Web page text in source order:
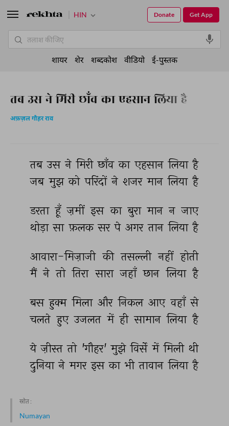
तब उस ने मिरी छाँव का एहसान लिया है
अफ़ज़ल गौहर राव
तब उस ने मिरी छाँव का एहसान लिया है
जब मुझ को परिंदों ने शजर मान लिया है
डरता हूँ ज़मीं इस का बुरा मान न जाए
थोड़ा सा फ़लक सर पे अगर तान लिया है
आवारा-मिज़ाजी की तसल्ली नहीं होती
मैं ने तो तिरा सारा जहाँ छान लिया है
बस हुक्म मिला और निकल आए वहाँ से
चलते हुए उजलत में ही सामान लिया है
ये ज़ीस्त तो 'गौहर' मुझे विर्से में मिली थी
दुनिया ने मगर इस का भी तावान लिया है
स्रोत :
Numayan
HIN Get App
Donate
शायर शेर शब्दकोश वीडियो ई-पुस्तक